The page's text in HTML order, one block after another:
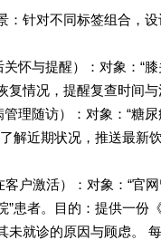
针对不同标签组合，设
与提醒）：对象：“膝
复情况，提醒复查时间与
随访）：对象：“糖尿
解近期状况，推送最新
激活）：对象：“官网
”患者。目的：提供一份
未就诊的原因与顾虑。